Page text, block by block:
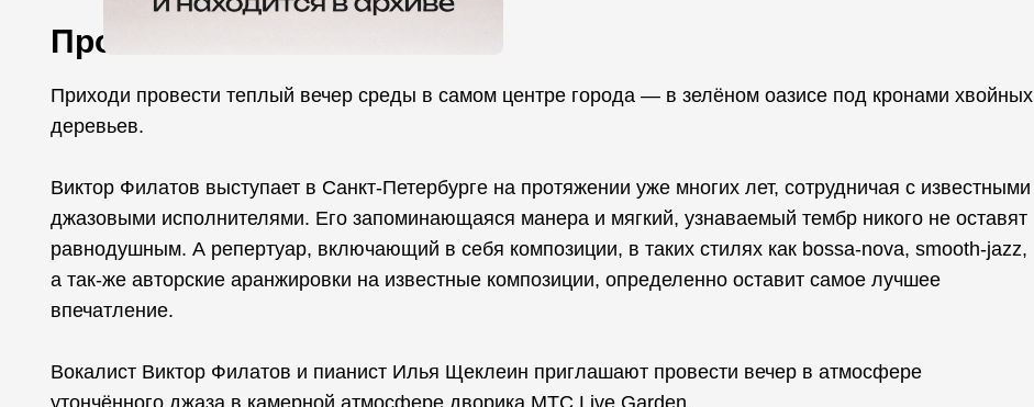
Про событие
Приходи провести теплый вечер среды в самом центре города — в зелёном оазисе под кронами хвойных
деревьев.
Виктор Филатов выступает в Санкт-Петербурге на протяжении уже многих лет, сотрудничая с известными
джазовыми исполнителями. Его запоминающаяся манера и мягкий, узнаваемый тембр никого не оставят
равнодушным. А репертуар, включающий в себя композиции, в таких стилях как bossa-nova, smooth-jazz,
а так-же авторские аранжировки на известные композиции, определенно оставит самое лучшее
впечатление.
Вокалист Виктор Филатов и пианист Илья Щеклеин приглашают провести вечер в атмосфере
утончённого джаза в камерной атмосфере дворика МТС Live Garden.